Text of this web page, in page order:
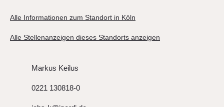
Alle Informationen zum Standort in Köln
Alle Stellenanzeigen dieses Standorts anzeigen
Markus Keilus
0221 130818-0